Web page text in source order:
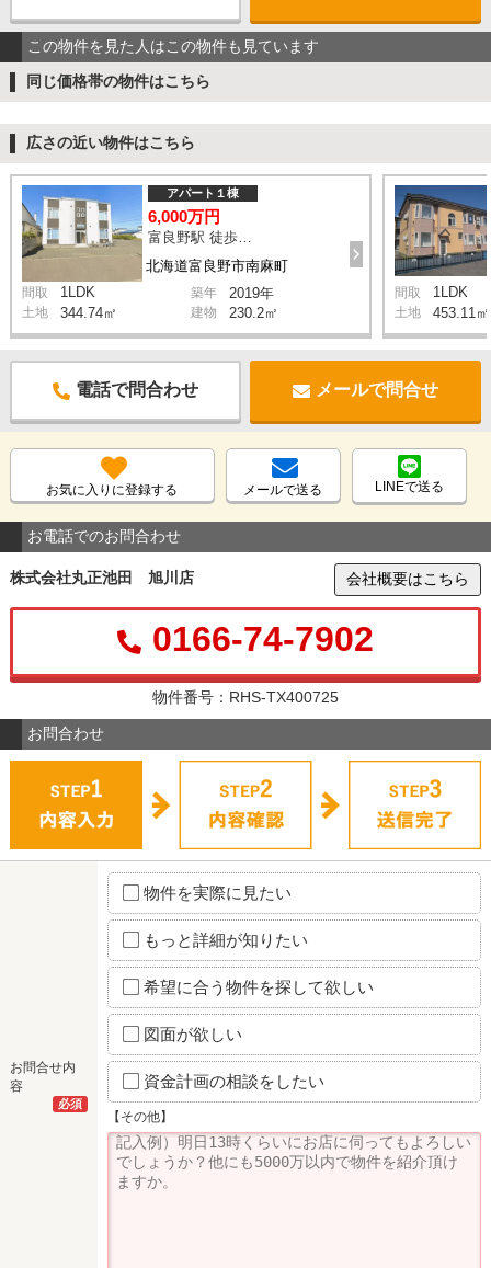
この物件を見た人はこの物件も見ています
同じ価格帯の物件はこちら
広さの近い物件はこちら
北海道富良野市南麻町
アパート１棟
6,000万円
富良野駅 徒歩22分
間取 1LDK 築年 2019年
土地 344.74㎡ 建物 230.2㎡
間取 1LDK
土地 453.11㎡
電話で問合わせ メールで問合せ
お気に入りに登録する メールで送る LINEで送る
お電話でのお問合わせ
株式会社丸正池田 旭川店 会社概要はこちら
0166-74-7902
物件番号：RHS-TX400725
お問合わせ
お問合せ内
容
必須
物件を実際に見たい
もっと詳細が知りたい
希望に合う物件を探して欲しい
図面が欲しい
資金計画の相談をしたい
【その他】